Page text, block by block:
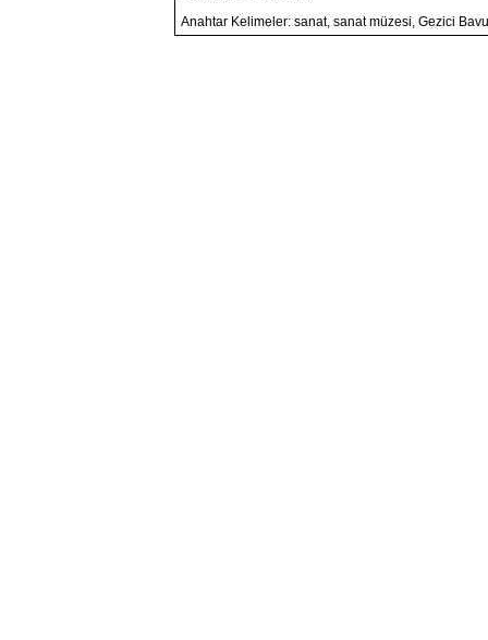
Anahtar Kelimeler: sanat, sanat müzesi, Gezici